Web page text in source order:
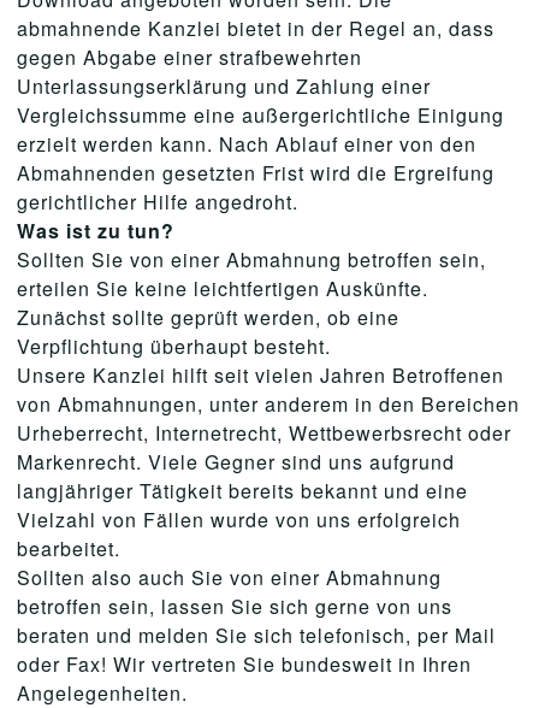
abmahnende Kanzlei bietet in der Regel an, dass
gegen Abgabe einer strafbewehrten
Unterlassungserklärung und Zahlung einer
Vergleichssumme eine außergerichtliche Einigung
erzielt werden kann. Nach Ablauf einer von den
Abmahnenden gesetzten Frist wird die Ergreifung
gerichtlicher Hilfe angedroht.
Was ist zu tun?
Sollten Sie von einer Abmahnung betroffen sein,
erteilen Sie keine leichtfertigen Auskünfte.
Zunächst sollte geprüft werden, ob eine
Verpflichtung überhaupt besteht.
Unsere Kanzlei hilft seit vielen Jahren Betroffenen
von Abmahnungen, unter anderem in den Bereichen
Urheberrecht, Internetrecht, Wettbewerbsrecht oder
Markenrecht. Viele Gegner sind uns aufgrund
langjähriger Tätigkeit bereits bekannt und eine
Vielzahl von Fällen wurde von uns erfolgreich
bearbeitet.
Sollten also auch Sie von einer Abmahnung
betroffen sein, lassen Sie sich gerne von uns
beraten und melden Sie sich telefonisch, per Mail
oder Fax! Wir vertreten Sie bundesweit in Ihren
Angelegenheiten.